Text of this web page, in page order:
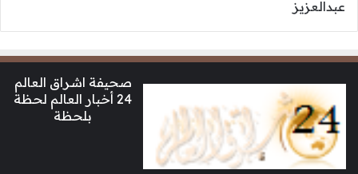
صحيفة اشراق العالم
24 أخبار العالم لحظة
بلحظة